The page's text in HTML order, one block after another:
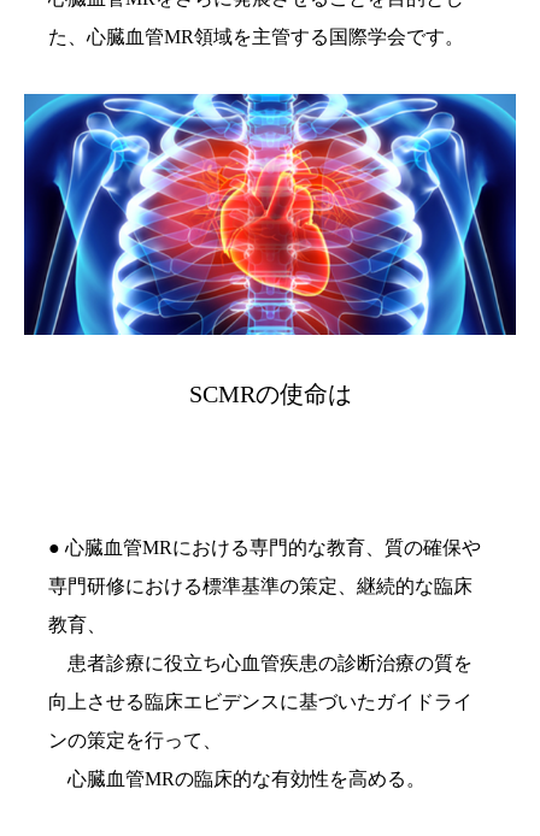
た、心臓血管MR領域を主管する国際学会です。
SCMRの使命は
● 心臓血管MRにおける専門的な教育、質の確保や
専門研修における標準基準の策定、継続的な臨床
教育、
患者診療に役立ち心血管疾患の診断治療の質を
向上させる臨床エビデンスに基づいたガイドライ
ンの策定を行って、
心臓血管MRの臨床的な有効性を高める。